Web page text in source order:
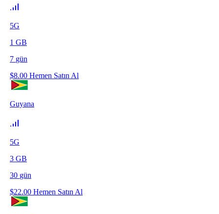
5G
1 GB
7 gün
$8.00 Hemen Satın Al
Guyana
5G
3 GB
30 gün
$22.00 Hemen Satın Al